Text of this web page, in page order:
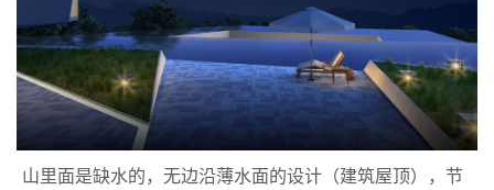
山里面是缺水的，无边沿薄水面的设计（建筑屋顶），节